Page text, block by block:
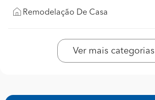
Remodelação De Casa
Ver mais categorias